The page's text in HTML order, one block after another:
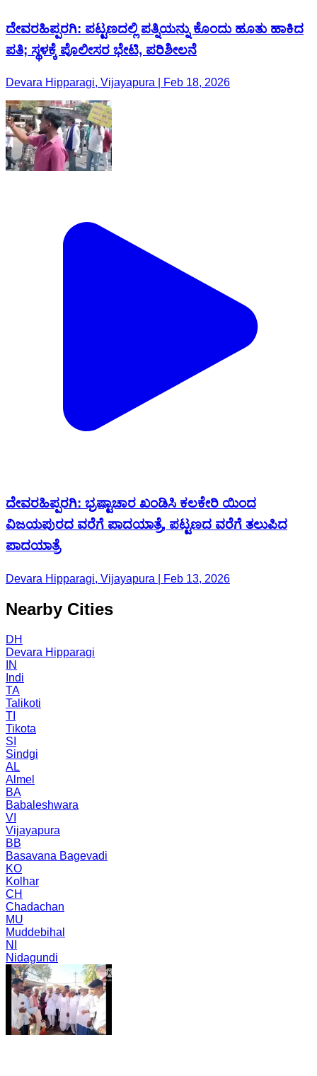
ದೇವರಹಿಪ್ಪರಗಿ: ಪಟ್ಟಣದಲ್ಲಿ ಪತ್ನಿಯನ್ನು ಕೊಂದು ಹೂತು ಹಾಕಿದ
ಪತಿ; ಸ್ಥಳಕ್ಕೆ ಪೊಲೀಸರ ಭೇಟಿ, ಪರಿಶೀಲನೆ
Devara Hipparagi, Vijayapura | Feb 18, 2026
ದೇವರಹಿಪ್ಪರಗಿ: ಭ್ರಷ್ಟಾಚಾರ ಖಂಡಿಸಿ ಕಲಕೇರಿ ಯಿಂದ
ವಿಜಯಪುರದ ವರೆಗೆ ಪಾದಯಾತ್ರೆ, ಪಟ್ಟಣದ ವರೆಗೆ ತಲುಪಿದ
ಪಾದಯಾತ್ರೆ
Devara Hipparagi, Vijayapura | Feb 13, 2026
Nearby Cities
DH
Devara Hipparagi
IN
Indi
TA
Talikoti
TI
Tikota
SI
Sindgi
AL
Almel
BA
Babaleshwara
VI
Vijayapura
BB
Basavana Bagevadi
KO
Kolhar
CH
Chadachan
MU
Muddebihal
NI
Nidagundi